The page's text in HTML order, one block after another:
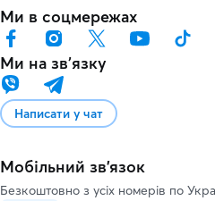
Ми в соцмережах
Ми на звʼязку
Написати у чат
Мобільний зв'язок
Безкоштовно з усіх номерів по